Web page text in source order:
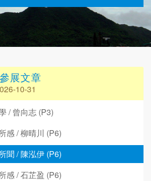
展文章
10-31
/ 曾向志 (P3)
感 / 柳晴川 (P6)
聞 / 陳泓伊 (P6)
感 / 石芷盈 (P6)